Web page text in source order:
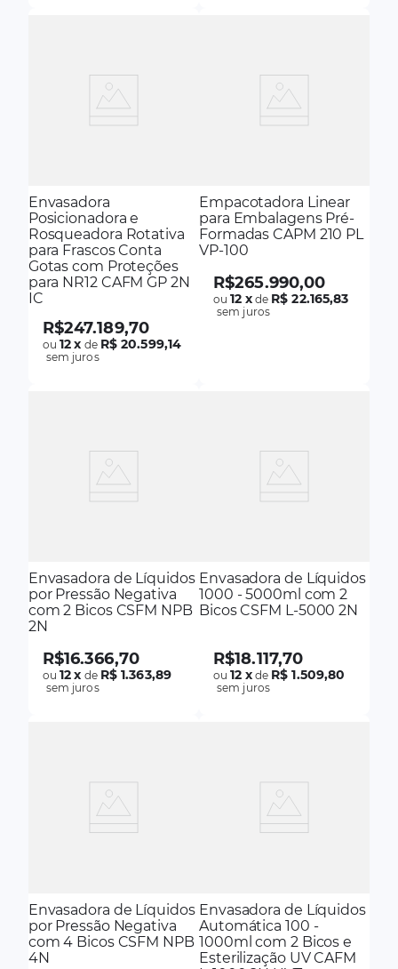
Envasadora
Posicionadora e
Rosqueadora Rotativa
para Frascos Conta
Gotas com Proteções
para NR12 CAFM GP 2N
IC
R$247.189,70
ou12x de R$ 20.599,14
sem juros
Empacotadora Linear
para Embalagens Pré-
Formadas CAPM 210 PL
VP-100
R$265.990,00
ou12 xde R$ 22.165,83
sem juros
Envasadora de Líquidos
por Pressão Negativa
com 2 Bicos CSFM NPB
2N
R$16.366,70
ou12x de R$ 1.363,89
sem juros
Envasadora de Líquidos
1000 - 5000ml com 2
Bicos CSFM L-5000 2N
R$18.117,70
ou12 xde R$ 1.509,80
sem juros
Envasadora de Líquidos
por Pressão Negativa
com 4 Bicos CSFM NPB
4N
Envasadora de Líquidos
Automática 100 -
1000ml com 2 Bicos e
Esterilização UV CAFM